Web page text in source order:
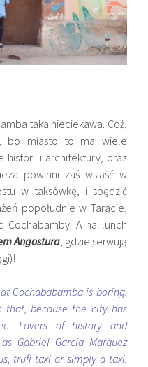
taka nieciekawa. Cóż,
bo miasto to ma wiele
historii i architektury, oraz
powinni zaś wsiąść w
w taksówkę, i spędzić
popołudnie w Taracie,
A na lunch
Angostura, gdzie serwują
Cochababamba is boring.
that, because the city has
Lovers of history and
Gabriel Garcia Marquez
trufi taxi or simply a taxi,